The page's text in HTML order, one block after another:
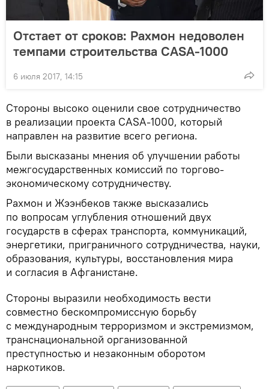
Отстает от сроков: Рахмон недоволен
темпами строительства CASA-1000
6 июля 2017, 14:15
Стороны высоко оценили свое сотрудничество
в реализации проекта CASA-1000, который
направлен на развитие всего региона.
Были высказаны мнения об улучшении работы
межгосударственных комиссий по торгово-
экономическому сотрудничеству.
Рахмон и Жээнбеков также высказались
по вопросам углубления отношений двух
государств в сферах транспорта, коммуникаций,
энергетики, приграничного сотрудничества, науки,
образования, культуры, восстановления мира
и согласия в Афганистане.
Стороны выразили необходимость вести
совместно бескомпромиссную борьбу
с международным терроризмом и экстремизмом,
транснациональной организованной
преступностью и незаконным оборотом
наркотиков.